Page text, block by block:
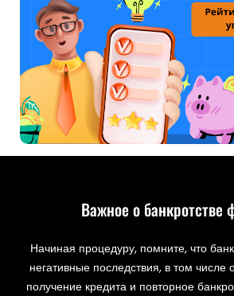
Важное о банкротстве
Начиная процедуру, помните, что
негативные последствия, в том числе
получение кредита и повторное